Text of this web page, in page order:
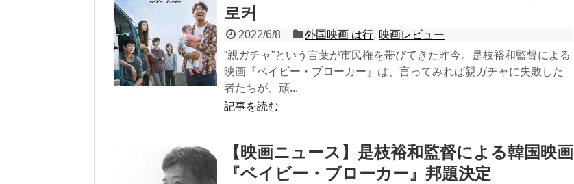
로커
2022/6/8 外国映画 は行, 映画レビュー
“親ガチャ”という言葉が市民権を帯びてきた昨今。是枝裕和監督による
映画『ベイビー・ブローカー』は、言ってみれば親ガチャに失敗した
者たちが、頑...
記事を読む
【映画ニュース】是枝裕和監督による韓国映画
『ベイビー・ブローカー』邦題決定